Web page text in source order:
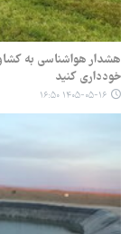
هشدار هواشناسی به
خودداری کنید
۱۴۰۵-۰۵-۱۶ ۱۶:۵۰